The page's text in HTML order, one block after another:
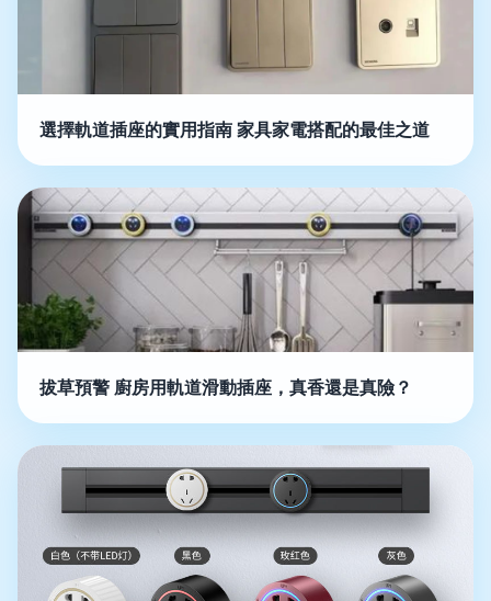
選擇軌道插座的實用指南 家具家電搭配的最佳之道
拔草預警 廚房用軌道滑動插座，真香還是真險？